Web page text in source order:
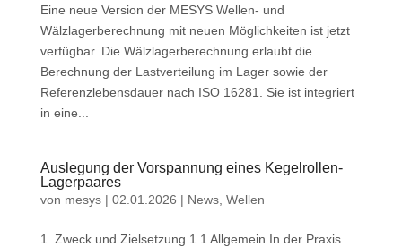
Eine neue Version der MESYS Wellen- und
Wälzlagerberechnung mit neuen Möglichkeiten ist jetzt
verfügbar. Die Wälzlagerberechnung erlaubt die
Berechnung der Lastverteilung im Lager sowie der
Referenzlebensdauer nach ISO 16281. Sie ist integriert
in eine...
Auslegung der Vorspannung eines Kegelrollen-
Lagerpaares
von mesys| 02.01.2026 | News, Wellen
1. Zweck und Zielsetzung 1.1 Allgemein In der Praxis